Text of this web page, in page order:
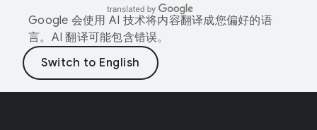
Google 会使用 AI 技术将内容翻译成您偏好的语
言。AI 翻译可能包含错误。